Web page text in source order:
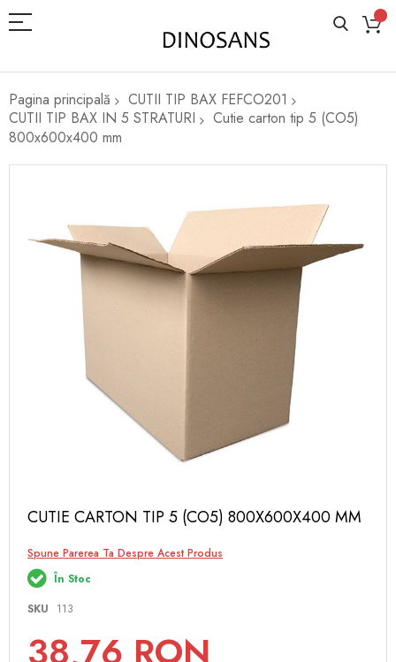
Pagina principală
CUTII TIP BAX FEFCO201
CUTII TIP BAX IN 5 STRATURI
Cutie carton tip 5 (CO5)
800x600x400 mm
the
Skip
to
beginning
of
the
images
gallery
CUTIE CARTON TIP 5 (CO5) 800X600X400 MM
Spune Parerea Ta Despre Acest Produs
În Stoc
SKU
113